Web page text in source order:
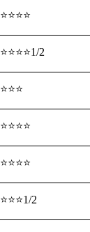
⭐⭐⭐⭐
⭐⭐⭐⭐1/2
⭐⭐⭐
⭐⭐⭐⭐
⭐⭐⭐⭐
⭐⭐⭐1/2